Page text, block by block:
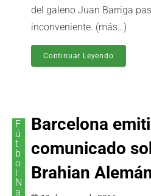
del galeno Juan Barriga
inconveniente. (más…)
Continuar Leyendo
F
ú
t
b
o
N
a
Barcelona
comunicado
Brahian